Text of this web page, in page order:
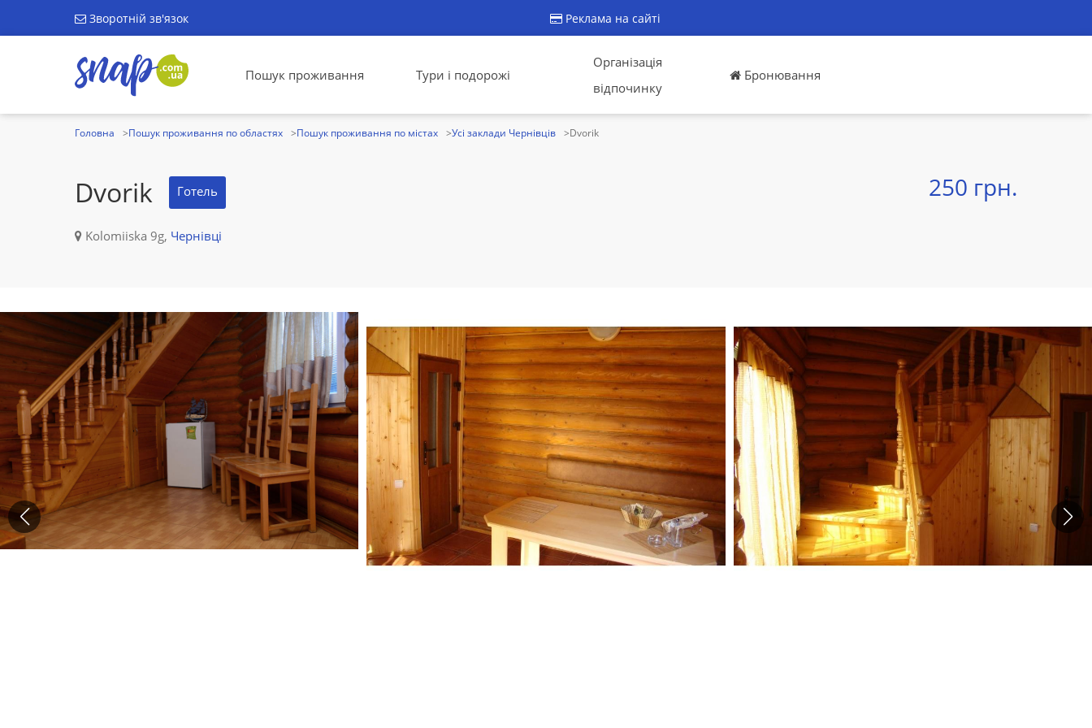
Зворотній зв'язок Реклама на сайті
Пошук проживання Тури і подорожі
Організація
відпочинку
Бронювання
Головна Пошук проживання по областях Пошук проживання по містах Усі заклади Чернівців Dvorik
Dvorik Готель 250 грн.
Kolomiiska 9g, Чернівці